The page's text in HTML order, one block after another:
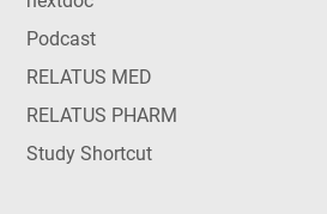
Podcast
RELATUS MED
RELATUS PHARM
Study Shortcut